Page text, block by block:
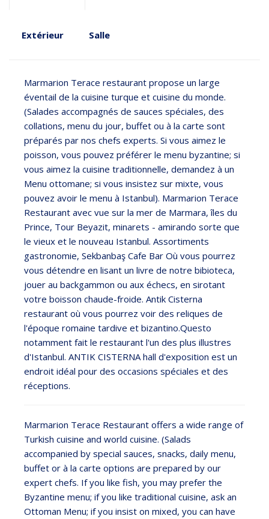
Extérieur Salle
Marmarion Terace restaurant propose un large
éventail de la cuisine turque et cuisine du monde.
(Salades accompagnés de sauces spéciales, des
collations, menu du jour, buffet ou à la carte sont
préparés par nos chefs experts. Si vous aimez le
poisson, vous pouvez préférer le menu byzantine; si
vous aimez la cuisine traditionnelle, demandez à un
Menu ottomane; si vous insistez sur mixte, vous
pouvez avoir le menu à Istanbul). Marmarion Terace
Restaurant avec vue sur la mer de Marmara, îles du
Prince, Tour Beyazit, minarets - amirando sorte que
le vieux et le nouveau Istanbul. Assortiments
gastronomie, Sekbanbaş Cafe Bar Où vous pourrez
vous détendre en lisant un livre de notre bibioteca,
jouer au backgammon ou aux échecs, en sirotant
votre boisson chaude-froide. Antik Cisterna
restaurant où vous pourrez voir des reliques de
l'époque romaine tardive et bizantino.Questo
notamment fait le restaurant l'un des plus illustres
d'Istanbul. ANTIK CISTERNA hall d'exposition est un
endroit idéal pour des occasions spéciales et des
réceptions.
Marmarion Terace Restaurant offers a wide range of
Turkish cuisine and world cuisine. (Salads
accompanied by special sauces, snacks, daily menu,
buffet or à la carte options are prepared by our
expert chefs. If you like fish, you may prefer the
Byzantine menu; if you like traditional cuisine, ask an
Ottoman Menu; if you insist on mixed, you can have